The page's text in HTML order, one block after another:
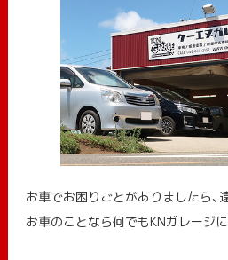
お車でお困りごとがありましたら、
お車のことなら何でもKNガレージ